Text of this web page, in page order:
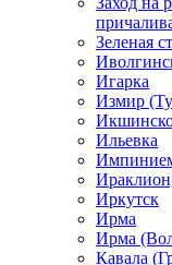
Зеленая
Игарка
Измир
Ильевка
Иркутск
Ирма
Ирма
Кавала